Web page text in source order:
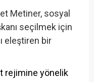
Metiner, sosyal
seçilmek için
eleştiren bir
rejimine yönelik